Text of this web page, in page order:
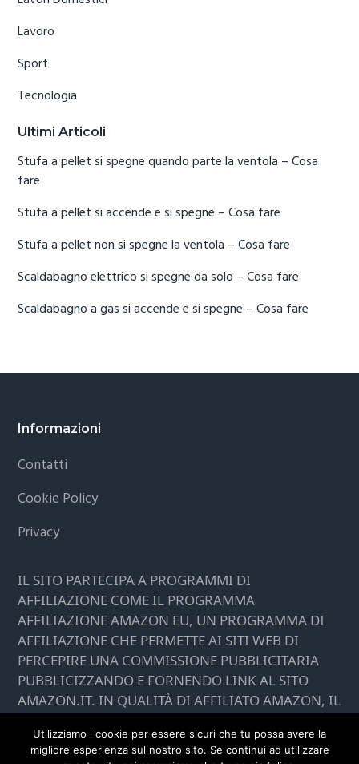
Lavoro
Sport
Tecnologia
Ultimi Articoli
Stufa a pellet si spegne quando parte la ventola​ – Cosa
fare
Stufa a pellet si accende e si spegne​ – Cosa fare
Stufa a pellet non si spegne la ventola​ – Cosa fare
Scaldabagno elettrico si spegne da solo​ – Cosa fare
Scaldabagno a gas si accende e si spegne​ – Cosa fare
Footer
Informazioni
Contatti
Cookie Policy
Privacy
IL SITO PARTECIPA A PROGRAMMI DI
AFFILIAZIONE COME IL PROGRAMMA
AFFILIAZIONE AMAZON EU, UN PROGRAMMA DI
AFFILIAZIONE CHE PERMETTE AI SITI WEB DI
PERCEPIRE UNA COMMISSIONE PUBBLICITARIA
PUBBLICIZZANDO E FORNENDO LINK AL SITO
AMAZON.IT. IN QUALITÀ DI AFFILIATO AMAZON, IL
CIASCUN ACQUISTO IDONEO.
Utilizziamo i cookie per essere sicuri che tu possa avere la
migliore esperienza sul nostro sito. Se continui ad utilizzare